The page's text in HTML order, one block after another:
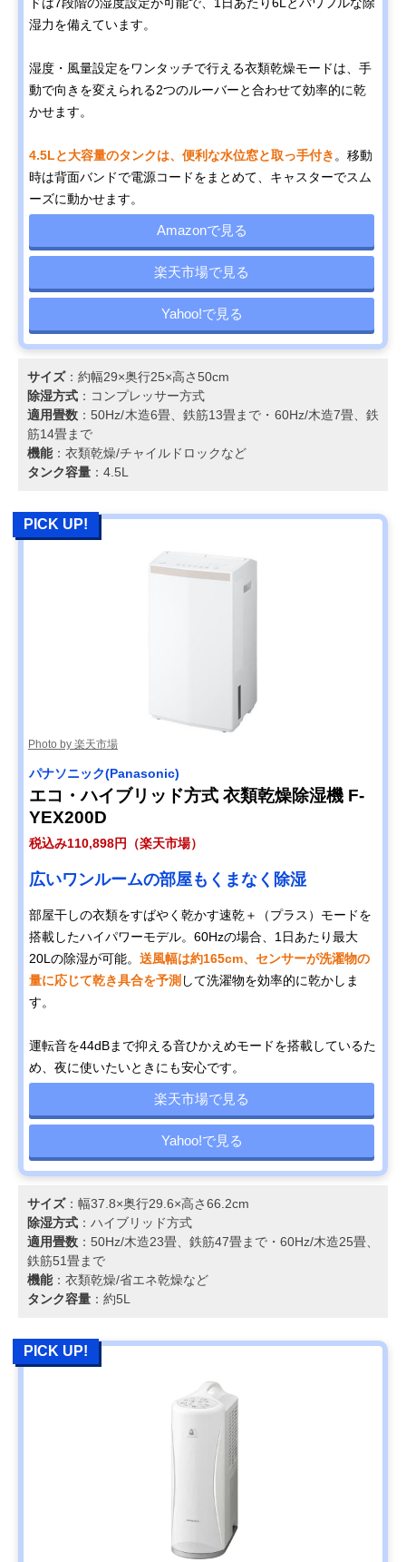
湿力を備えています。
湿度・風量設定をワンタッチで行える衣類乾燥モードは、手
動で向きを変えられる2つのルーバーと合わせて効率的に乾
かせます。
4.5Lと大容量のタンクは、便利な水位窓と取っ手付き 。移動
時は背面バンドで電源コードをまとめて、キャスターでスム
ーズに動かせます。
Amazonで見る
楽天市場で見る
Yahoo!で見る
サイズ：約幅29×奥行25×高さ50cm
除湿方式 ：コンプレッサー方式
適用畳数 ：50Hz/木造6畳、鉄筋13畳まで・60Hz/木造7畳、鉄
筋14畳まで
機能：衣類乾燥/チャイルドロックなど
タンク容量 ：4.5L
PICK UP!
Photo by 楽天市場
パナソニック(Panasonic)
エコ・ハイブリッド方式 衣類乾燥除湿機 F-
YEX200D
税込み110,898円（楽天市場）
広いワンルームの部屋もくまなく除湿
部屋干しの衣類をすばやく乾かす速乾＋（プラス）モードを
搭載したハイパワーモデル。60Hzの場合、1日あたり最大
20Lの除湿が可能。 送風幅は約165cm、センサーが洗濯物の
量に応じて乾き具合を予測 して洗濯物を効率的に乾かしま
す。
運転音を44dBまで抑える音ひかえめモードを搭載しているた
め、夜に使いたいときにも安心です。
楽天市場で見る
Yahoo!で見る
サイズ：幅37.8×奥行29.6×高さ66.2cm
除湿方式 ：ハイブリッド方式
適用畳数 ：50Hz/木造23畳、鉄筋47畳まで・60Hz/木造25畳、
鉄筋51畳まで
機能：衣類乾燥/省エネ乾燥など
タンク容量 ：約5L
PICK UP!